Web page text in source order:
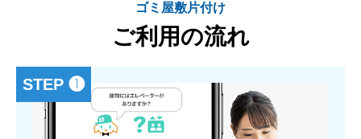
ゴミ屋敷片付け
ご利用の流れ
STEP ❶